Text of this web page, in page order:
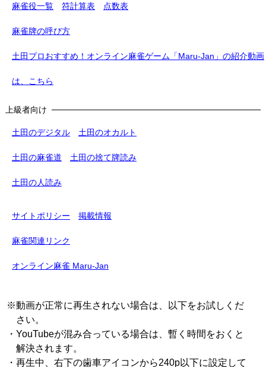
麻雀役一覧 符計算表 点数表
麻雀牌の呼び方
土田プロおすすめ！オンライン麻雀ゲーム「Maru-Jan」の紹介動画
は、こちら
上級者向け
土田のデジタル 土田のオカルト
土田の麻雀道 土田の捨て牌読み
土田の人読み
サイトポリシー 掲載情報
麻雀関連リンク
オンライン麻雀 Maru-Jan
※動画が正常に再生されない場合は、以下をお試しくだ
さい。
・YouTubeが混み合っている場合は、暫く時間をおくと
解決されます。
・再生中、右下の歯車アイコンから240p以下に設定して